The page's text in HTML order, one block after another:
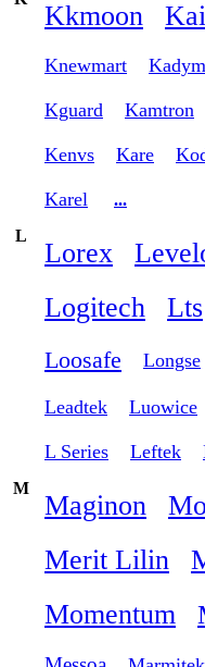
Kkmoon
Knewmart
Kguard Kamtron
Kenvs Kare
Karel
...
L
Lorex
Logitech
Lts
Loosafe Longse
Leadtek Luowice
L Series Leftek
M
Maginon
Merit Lilin
Momentum